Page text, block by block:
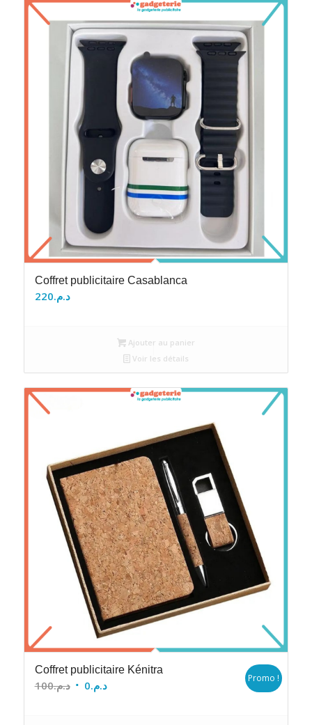
Coffret publicitaire Casablanca
د.م.220
Ajouter au panier
Voir les détails
Coffret publicitaire Kénitra
د.م.100
Le
د.م.0
Le
Promo !